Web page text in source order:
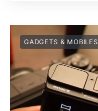
GADGETS & MOBILES